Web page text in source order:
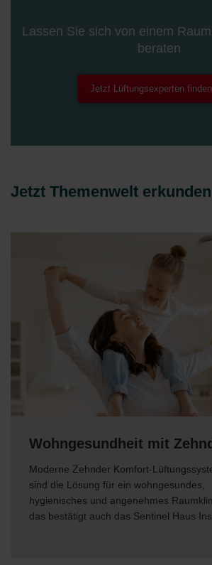
Lassen Sie sich von einem
beraten
Jetzt Lüftungsexperten finden
Jetzt Themenwelt erkunden
Hygiene und Reinigung
Zehnder bietet Produkte und
eine optimale Hygiene in
Wohnraumlüftungssystemen
damit Sie sich in Ihrem Zuhause